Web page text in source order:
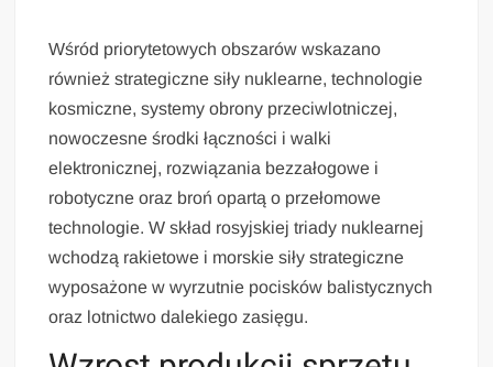
Wśród priorytetowych obszarów wskazano
również strategiczne siły nuklearne, technologie
kosmiczne, systemy obrony przeciwlotniczej,
nowoczesne środki łączności i walki
elektronicznej, rozwiązania bezzałogowe i
robotyczne oraz broń opartą o przełomowe
technologie. W skład rosyjskiej triady nuklearnej
wchodzą rakietowe i morskie siły strategiczne
wyposażone w wyrzutnie pocisków balistycznych
oraz lotnictwo dalekiego zasięgu.